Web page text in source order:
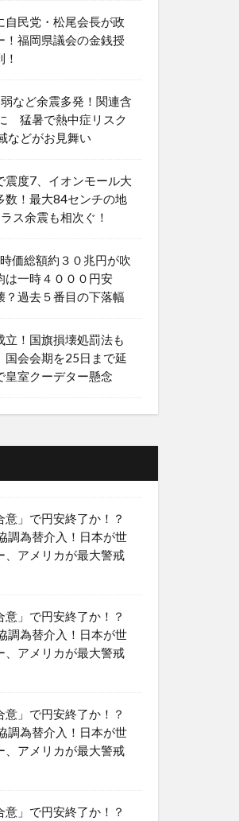
自民党・松尾会長が政
！福岡県議会の金銭授
など余震多発！関連含
猛暑で熱中症リスク
などがお見舞い
震度7、イオンモール大
数！最大84センチの地
ス余震も相次ぐ！
価総額約３０兆円が吹
は一時４０００円安
？過去５番目の下落幅
立！国旗損壊処罰法も
会会期を25日まで延
室クーデター懸念
意」で円安終了か！？
調為替介入！日本が世
、アメリカが最大警戒
意」で円安終了か！？
調為替介入！日本が世
、アメリカが最大警戒
意」で円安終了か！？
調為替介入！日本が世
、アメリカが最大警戒
意」で円安終了か！？